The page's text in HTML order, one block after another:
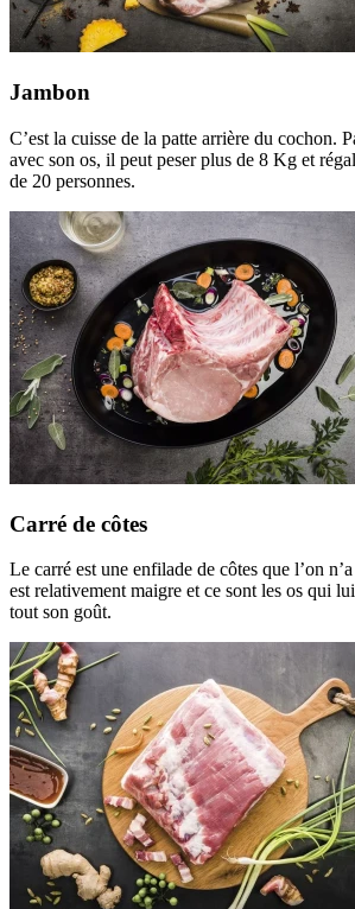
Jambon
C’est la cuisse de la patte arrière du cochon.
avec son os, il peut peser plus de 8 Kg et
de 20 personnes.
Carré de côtes
Le carré est une enfilade de côtes que l’on
est relativement maigre et ce sont les os qui
tout son goût.